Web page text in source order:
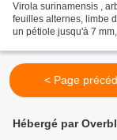
Virola surinamensis ,
feuilles alternes, limbe
un pétiole jusqu'à 7
< Page
Hébergé par